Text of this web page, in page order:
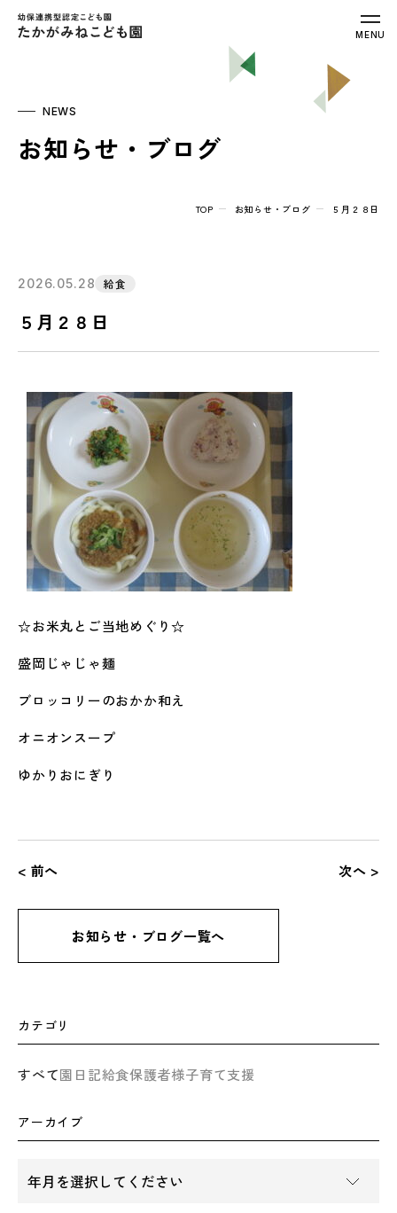
幼保連携型認定こども園 たかがみねこ
MENU
NEWS
お知らせ・ブログ
TOP お知らせ・ブログ ５月２８日
2026.05.28 給食
５月２８日
☆お米丸とご当地めぐり☆
盛岡じゃじゃ麺
ブロッコリーのおかか和え
オニオンスープ
ゆかりおにぎり
< 前へ 次へ >
お知らせ・ブログ一覧へ
カテゴリ
すべて園日記給食保護者様子育て支援
アーカイブ